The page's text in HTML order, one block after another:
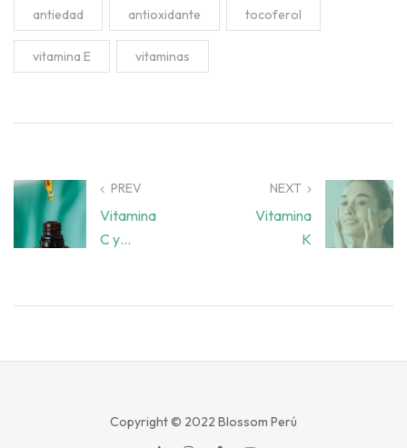
antiedad antioxidante tocoferol
vitamina E vitaminas
PREV
Vitamina
C y
NEXT
Vitamina
K
Copyright © 2022 Blossom Perú